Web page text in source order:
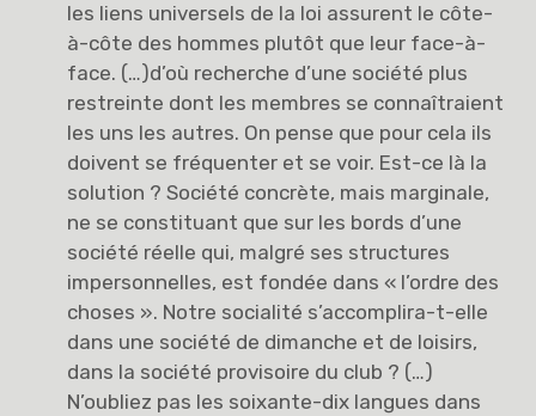
les liens universels de la loi assurent le côte-
à-côte des hommes plutôt que leur face-à-
face. (…)d’où recherche d’une société plus
restreinte dont les membres se connaîtraient
les uns les autres. On pense que pour cela ils
doivent se fréquenter et se voir. Est-ce là la
solution ? Société concrète, mais marginale,
ne se constituant que sur les bords d’une
société réelle qui, malgré ses structures
impersonnelles, est fondée dans « l’ordre des
choses ». Notre socialité s’accomplira-t-elle
dans une société de dimanche et de loisirs,
dans la société provisoire du club ? (…)
N’oubliez pas les soixante-dix langues dans